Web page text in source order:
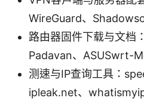
WireGuard、
路由器固件下载与文档
Padavan、ASUSwrt-
测速与IP查询工具：
ipleak.net、